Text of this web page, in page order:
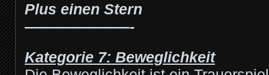
Plus einen Stern
———————-
Kategorie 7: Beweglichkeit